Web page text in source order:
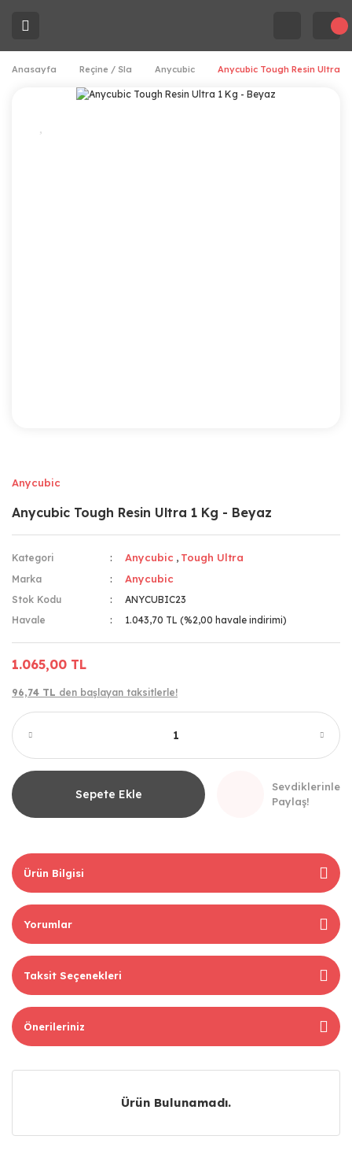
Anasayfa Reçine / Sla Anycubic Anycubic Tough Resin Ultra 1
Anycubic
Anycubic Tough Resin Ultra 1 Kg - Beyaz
Kategori Anycubic , Tough Ultra
Marka Anycubic
Stok Kodu
ANYCUBIC23
Havale
1.043,70 TL (%2,00 havale indirimi)
1.065,00 TL
96,74 TL den başlayan taksitlerle!
Sepete Ekle
Sevdiklerinle
Paylaş!
Ürün Bilgisi
Yorumlar
Taksit Seçenekleri
Önerileriniz
Ürün Bulunamadı.